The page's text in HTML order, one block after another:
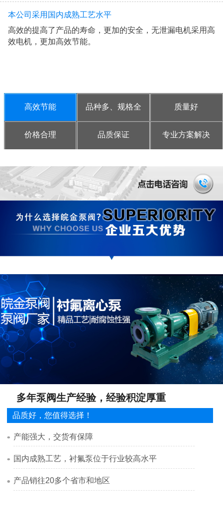
本公司采用国内成熟工艺水平
高效的提高了产品的寿命，更加的安全，无泄漏电机采用高
效电机，更加高效节能。
高效节能 品种多、规格全 质量好
价格合理 品质保证 专业方案解决
多年泵阀生产经验，经验积淀厚重
品质好，您值得选择！
产能强大，交货有保障
国内成熟工艺，衬氟泵位于行业较高水平
产品销往20多个省市和地区